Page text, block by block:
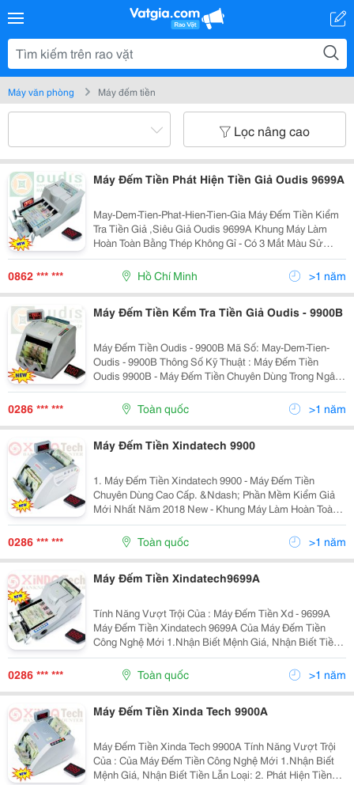
Máy văn phòng Máy đếm tiền
Lọc nâng cao
Máy Đếm Tiền Phát Hiện Tiền Giả Oudis 9699A
May-Dem-Tien-Phat-Hien-Tien-Gia Máy Đếm Tiền Kiểm
Tra Tiền Giả ,Siêu Giả Oudis 9699A Khung Máy Làm
Hoàn Toàn Bằng Thép Không Gỉ - Có 3 Mắt Màu Sử
Dụng 18 Led Trắng Siêu Sáng Soi Hình Chìm - Sử Dụng
02 Bộ Mắt Đếm Riêng Biệt Đảm Bảo Đ
0862 *** *** Hồ Chí Minh >1 năm
Máy Đếm Tiền Kểm Tra Tiền Giả Oudis - 9900B
Máy Đếm Tiền Oudis - 9900B Mã Số: May-Dem-Tien-
Oudis - 9900B Thông Số Kỹ Thuật : Máy Đếm Tiền
Oudis 9900B - Máy Đếm Tiền Chuyên Dùng Trong Ngân
Hàng, Kho Bạc Và Các Tổ Chức Tín Dụng &Ndash;
Đếm Số Tiền Lớn Từ
0286 *** *** Toàn quốc >1 năm
Máy Đếm Tiền Xindatech 9900
1. Máy Đếm Tiền Xindatech 9900 - Máy Đếm Tiền
Chuyên Dùng Cao Cấp. &Ndash; Phần Mềm Kiểm Giả
Mới Nhất Năm 2018 New - Khung Máy Làm Hoàn Toàn
Bằng Thép Không Gỉ - Có 3 Mắt Màu Sử Dụng 18 Led
Trắng Siêu Sáng Soi Hình Chìm. - Sử Dụng 02 Bộ Mắt
Đếm Ri
0286 *** *** Toàn quốc >1 năm
Máy Đếm Tiền Xindatech9699A
Tính Năng Vượt Trội Của : Máy Đếm Tiền Xd - 9699A
Máy Đếm Tiền Xindatech 9699A Của Máy Đếm Tiền
Công Nghệ Mới 1.Nhận Biết Mệnh Giá, Nhận Biết Tiền
Lẫn Loại: 2. Phát Hiện Tiền Giả ,Siêu Giả Chính Xác 3.
0286 *** *** Toàn quốc >1 năm
Máy Đếm Tiền Xinda Tech 9900A
Máy Đếm Tiền Xinda Tech 9900A Tính Năng Vượt Trội
Của : Của Máy Đếm Tiền Công Nghệ Mới 1.Nhận Biết
Mệnh Giá, Nhận Biết Tiền Lẫn Loại: 2. Phát Hiện Tiền